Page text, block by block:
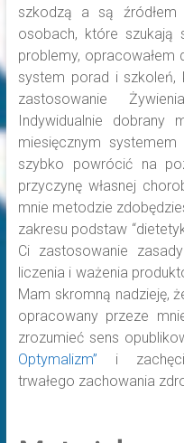
szkodzą a są
osobach, które szukają
problemy, opracowałem
system porad i szkoleń,
zastosowanie
Indywidualnie dobrany
miesięcznym
szybko powrócić na
przyczynę własnej
mnie metodzie
zakresu podstaw
Ci zastosowanie
liczenia i ważenia
Mam skromną nadzieję,
opracowany przeze
zrozumieć sens
Optymalizm” i zachęci
trwałego zachowania